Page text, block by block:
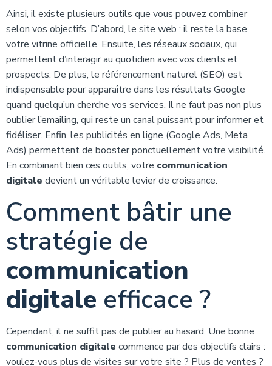
Ainsi, il existe plusieurs outils que vous pouvez combiner
selon vos objectifs. D’abord, le site web : il reste la base,
votre vitrine officielle. Ensuite, les réseaux sociaux, qui
permettent d’interagir au quotidien avec vos clients et
prospects. De plus, le référencement naturel (SEO) est
indispensable pour apparaître dans les résultats Google
quand quelqu’un cherche vos services. Il ne faut pas non plus
oublier l’emailing, qui reste un canal puissant pour informer et
fidéliser. Enfin, les publicités en ligne (Google Ads, Meta
Ads) permettent de booster ponctuellement votre visibilité.
En combinant bien ces outils, votre communication
digitale devient un véritable levier de croissance.
Comment bâtir une
stratégie de
communication
digitale efficace ?
Cependant, il ne suffit pas de publier au hasard. Une bonne
communication digitale commence par des objectifs clairs :
voulez-vous plus de visites sur votre site ? Plus de ventes ?